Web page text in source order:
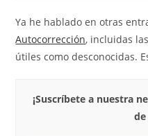
entrada:
Ya he hablado en otras
Autocorrección, incluidas
útiles como desconocidas.
¡Suscríbete a nuestra